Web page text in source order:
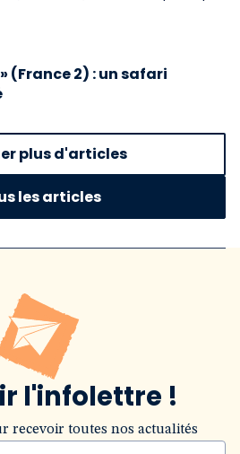
(France 2) : un safari
plus d'articles
les articles
l'infolettre !
recevoir toutes nos actualités